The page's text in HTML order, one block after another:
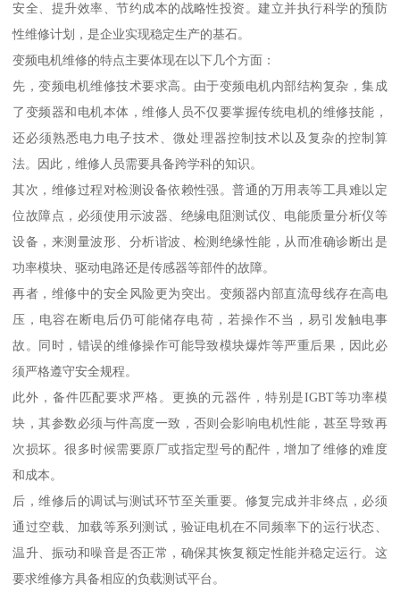
安全、提升效率、节约成本的战略性投资。建立并执行科学的预防
性维修计划，是企业实现稳定生产的基石。
变频电机维修的特点主要体现在以下几个方面：
先，变频电机维修技术要求高。由于变频电机内部结构复杂，集成
了变频器和电机本体，维修人员不仅要掌握传统电机的维修技能，
还必须熟悉电力电子技术、微处理器控制技术以及复杂的控制算
法。因此，维修人员需要具备跨学科的知识。
其次，维修过程对检测设备依赖性强。普通的万用表等工具难以定
位故障点，必须使用示波器、绝缘电阻测试仪、电能质量分析仪等
设备，来测量波形、分析谐波、检测绝缘性能，从而准确诊断出是
功率模块、驱动电路还是传感器等部件的故障。
再者，维修中的安全风险更为突出。变频器内部直流母线存在高电
压，电容在断电后仍可能储存电荷，若操作不当，易引发触电事
故。同时，错误的维修操作可能导致模块爆炸等严重后果，因此必
须严格遵守安全规程。
此外，备件匹配要求严格。更换的元器件，特别是IGBT等功率模
块，其参数必须与件高度一致，否则会影响电机性能，甚至导致再
次损坏。很多时候需要原厂或指定型号的配件，增加了维修的难度
和成本。
后，维修后的调试与测试环节至关重要。修复完成并非终点，必须
通过空载、加载等系列测试，验证电机在不同频率下的运行状态、
温升、振动和噪音是否正常，确保其恢复额定性能并稳定运行。这
要求维修方具备相应的负载测试平台。